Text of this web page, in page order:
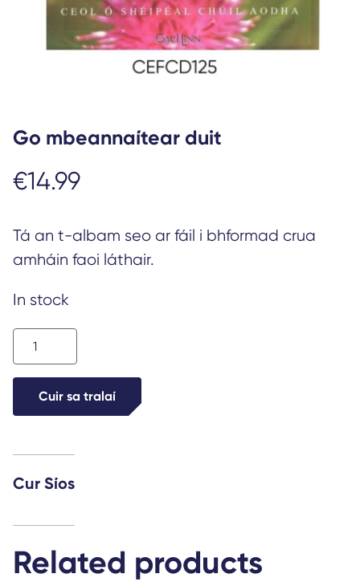
Go mbeannaítear duit
€14.99
Tá an t-albam seo ar fáil i bhformad crua
amháin faoi láthair.
In stock
Go
mbeannaítear
quantity
Cuir sa tralaí
Cur Síos
Related products